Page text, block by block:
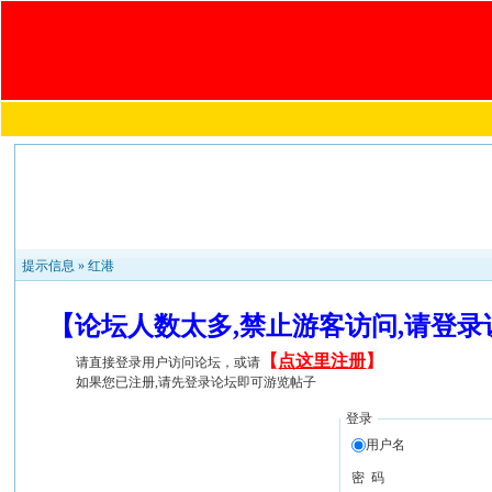
提示信息 »红港
【论坛人数太多,禁止游客访问,请登
请直接登录用户访问论坛，或请 【 点这里注册】
如果您已注册,请先登录论坛即可游览帖子
登录
用户名
密 码